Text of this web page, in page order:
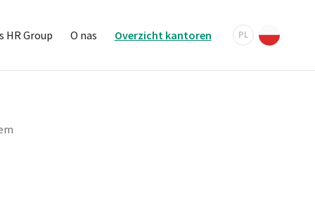
HR Group O nas Overzicht kantoren PL